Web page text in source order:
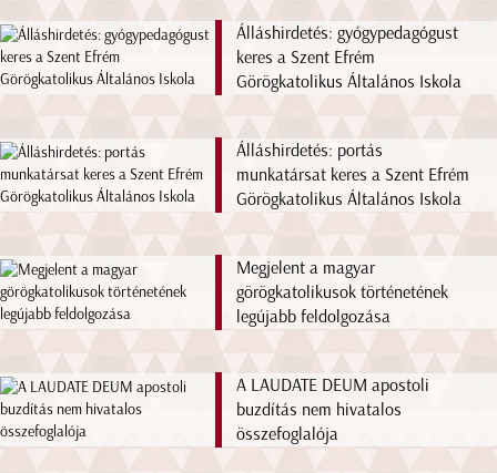
Álláshirdetés: gyógypedagógust
keres a Szent Efrém
Görögkatolikus Általános Iskola
Álláshirdetés: portás
munkatársat keres a Szent Efrém
Görögkatolikus Általános Iskola
Megjelent a magyar
görögkatolikusok történetének
legújabb feldolgozása
A LAUDATE DEUM apostoli
buzdítás nem hivatalos
összefoglalója